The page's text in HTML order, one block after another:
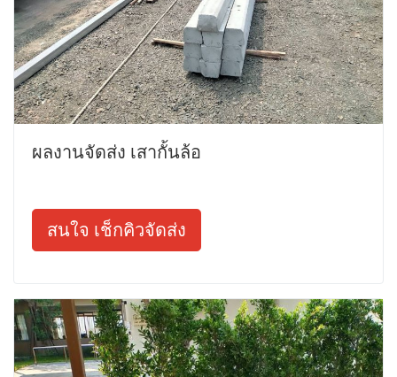
ผลงานจัดส่ง เสากั้นล้อ
สนใจ เช็กคิวจัดส่ง